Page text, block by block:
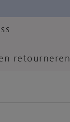
retourneren